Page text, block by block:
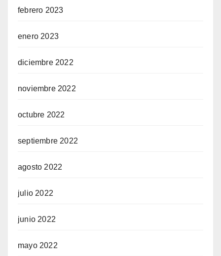
febrero 2023
enero 2023
diciembre 2022
noviembre 2022
octubre 2022
septiembre 2022
agosto 2022
julio 2022
junio 2022
mayo 2022